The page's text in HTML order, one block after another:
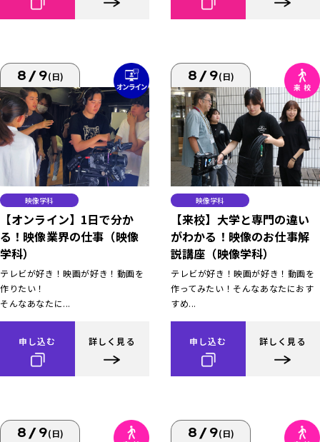
8/9(日)
映像学科
【オンライン】1日で分か
る！映像業界の仕事（映像
学科）
テレビが好き！映画が好き！動画を
作りたい！
そんなあなたに...
申し込む 詳しく見る
8/9(日)
映像学科
【来校】大学と専門の違い
がわかる！映像のお仕事解
説講座（映像学科）
テレビが好き！映画が好き！動画を
作ってみたい！そんなあなたにおす
すめ...
申し込む 詳しく見る
8/9(日) 8/9(日)